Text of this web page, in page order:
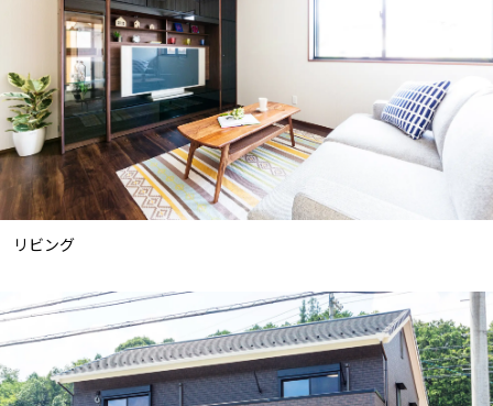
イベント情報
資料請求・お問い合わせ
リビング